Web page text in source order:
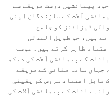
پیمائشیں درست طریقے سے
آلات کے سازندگان اپنی
ڈیزائنز کو جامع
ہیں، جو طویل المدتی
ظاہر کرتے ہیں۔ موسم
کے پیمائشی آلات کی دیکھ
جہاں سادہ صفائی کے طریقے
قابل اعتماد سروس کو یقینی
باغات کے پیمائشی آلات کی